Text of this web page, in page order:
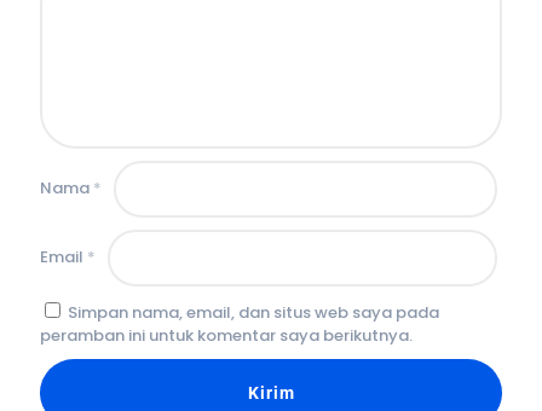
Nama *
Email *
Simpan nama, email, dan situs web saya pada
peramban ini untuk komentar saya berikutnya.